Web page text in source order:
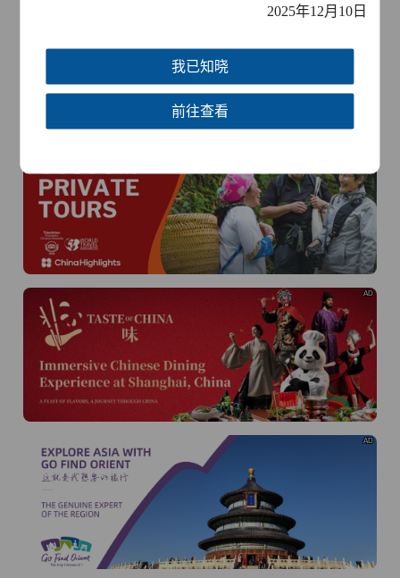
黄河流域以及蜿蜒曲折的1.8万公里海岸线
AD
AD
2025年12月 10日
我已知晓
前往查看